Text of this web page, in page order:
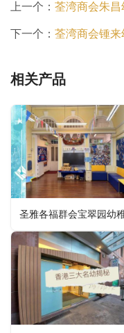
上一个： 荃湾商会朱昌幼稚园Tsuen
下一个： 荃湾商会锺来幼稚园
相关产品